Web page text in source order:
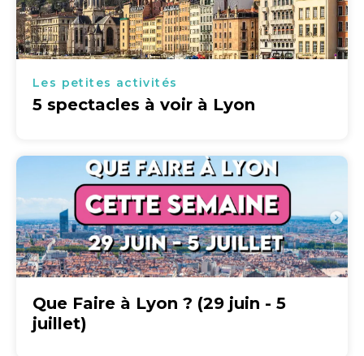
Les petites activités
5 spectacles à voir à Lyon
Que Faire à Lyon ? (29 juin - 5
juillet)